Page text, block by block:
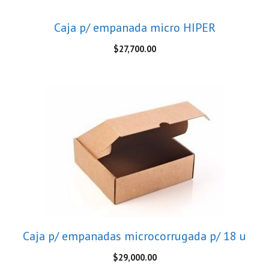
Caja p/ empanada micro HIPER
$27,700.00
Caja p/ empanadas microcorrugada p/ 18 u
$29,000.00